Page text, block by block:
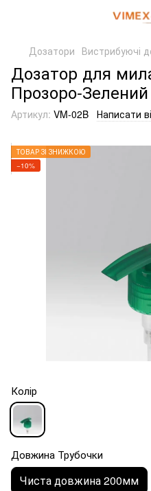
Дозатори Вистрибуючі
Дозатор для
Прозоро-Зелений
Артикул: VM-02B Написати
ТОВАР ЗІ ЗНИЖКОЮ
−10%
Колір
Довжина Трубочки
Чиста довжина 200мм